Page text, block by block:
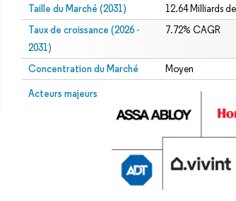
Taille du Marché (2031) 12.64 Milliards
Taux de croissance (2026 -
2031)
7.72% CAGR
Concentration du Marché Moyen
Acteurs majeurs
Image © Mordor Intelligence. La réutilisation nécessite